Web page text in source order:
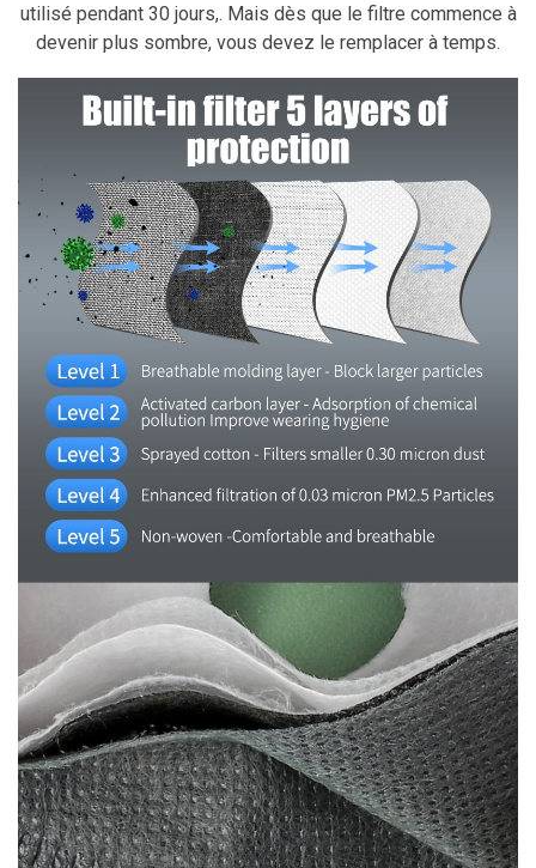
utilisé pendant 30 jours,. Mais dès que le filtre commence à
devenir plus sombre, vous devez le remplacer à temps.